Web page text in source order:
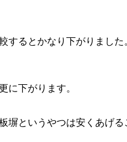
るとかなり下がりまし
に下がります。
というやつは安くあげる